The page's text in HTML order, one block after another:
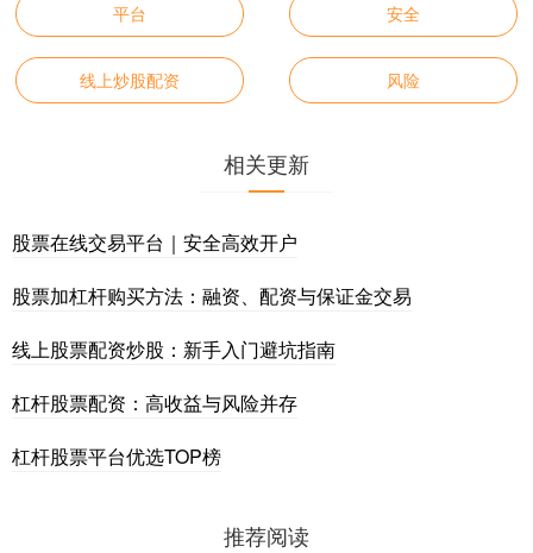
平台 安全
线上炒股配资 风险
相关更新
股票在线交易平台｜安全高效开户
股票加杠杆购买方法：融资、配资与保证金交易
线上股票配资炒股：新手入门避坑指南
杠杆股票配资：高收益与风险并存
杠杆股票平台优选TOP榜
推荐阅读